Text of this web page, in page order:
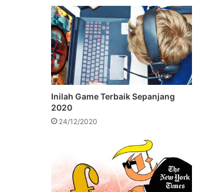
Inilah Game Terbaik Sepanjang
2020
24/12/2020